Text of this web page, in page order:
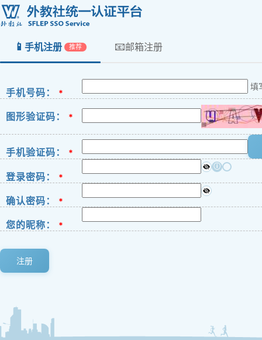
📱 手机注册 推荐 📧邮箱注册
手机号码： *
填
图形验证码： *
手机验证码： *
登录密码： *
ⓘ
确认密码： *
您的昵称： *
注册